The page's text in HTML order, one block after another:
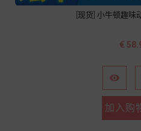
[现货] 小牛顿趣味
价
€

加入购